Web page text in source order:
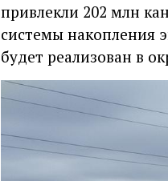
привлекли 202 млн
системы накопления
будет реализован в